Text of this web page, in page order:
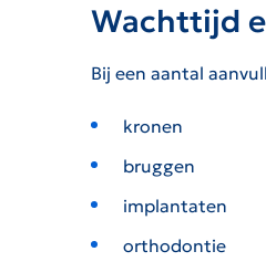
Wachttijd
Bij een aantal
kronen
bruggen
implantaten
orthodontie